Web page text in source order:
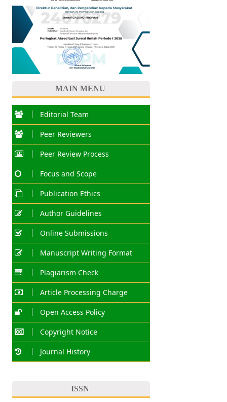
MAIN MENU
Editorial Team
Peer Reviewers
Peer Review Process
Focus and Scope
Publication Ethics
Author Guidelines
Online Submissions
Manuscript Writing Format
Plagiarism Check
Article Processing Charge
Open Access Policy
Copyright Notice
Journal History
ISSN